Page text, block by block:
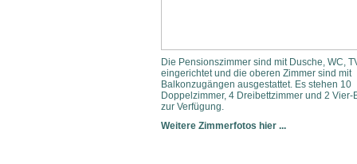
Die Pensionszimmer sind mit Dusche, WC,
eingerichtet und die oberen Zimmer sind mit
Balkonzugängen ausgestattet. Es stehen 10
Doppelzimmer, 4 Dreibettzimmer und 2 Vier-
zur Verfügung.
Weitere Zimmerfotos hier ...